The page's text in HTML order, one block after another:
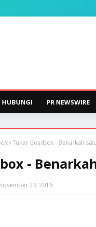
HUBUNGI PR NEWSWIRE
Tukar Gearbox - Benarkah
-
23, 2016